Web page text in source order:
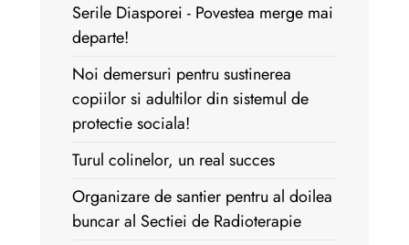
Serile Diasporei - Povestea merge mai
departe!
Noi demersuri pentru sustinerea
copiilor si adultilor din sistemul de
protectie sociala!
Turul colinelor, un real succes
Organizare de santier pentru al doilea
buncar al Sectiei de Radioterapie